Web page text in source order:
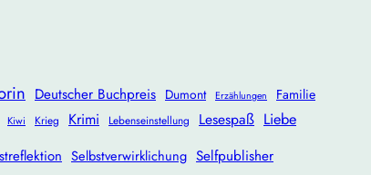
Deutscher Buchpreis Dumont Erzählungen Familie
Kiwi Krieg Krimi Lebenseinstellung Lesespaß Liebe
Selbstverwirklichung Selfpublisher